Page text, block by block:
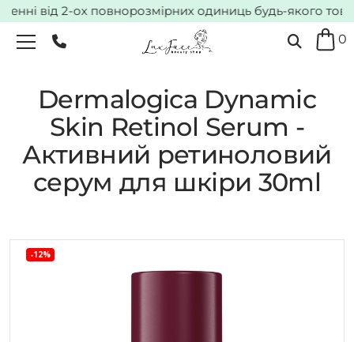
від 2-ох повнорозмірних одиниць будь-якого
0
Dermalogica Dynamic
Skin Retinol Serum -
Активний ретиноловий
серум для шкіри 30ml
-12%